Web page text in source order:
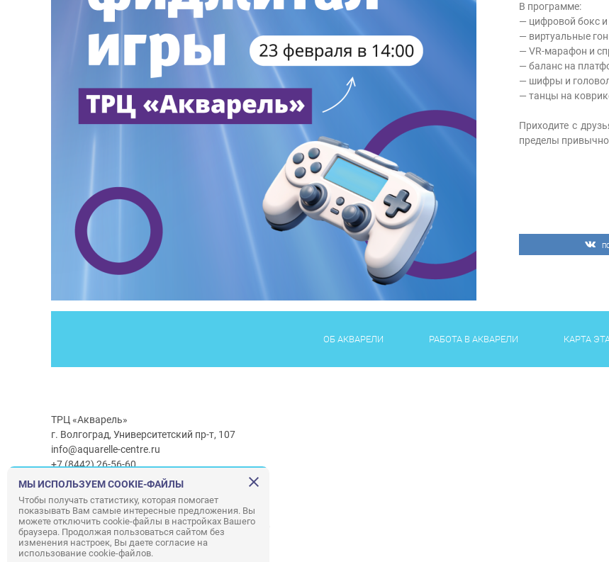
В программе:
— цифровой бокс
— виртуальные
— VR-марафон и
— баланс на
— шифры и
— танцы на
Приходите с
пределы
ОБ АКВАРЕЛИ РАБОТА В АКВАРЕЛИ КАРТА
ТРЦ «Акварель»
г. Волгоград, Университетский пр-т, 107
info@aquarelle-centre.ru
+7 (8442) 26-56-60
Часы работы ТРЦ: с 10:00 до 22:00
Часы работы г/м Ашан:с 08:00 до 23:00
Часы работыг/мЛемана ПРО:с 08:00 до 22:00
Правила посещения ТРЦ «Акварель»
МЫ ИСПОЛЬЗУЕМ COOKIE-ФАЙЛЫ
Чтобы получать статистику, которая помогает
показывать Вам самые интересные предложения. Вы
можете отключить cookie-файлы в настройках Вашего
браузера. Продолжая пользоваться сайтом без
изменения настроек, Вы даете согласие на
использование cookie-файлов.